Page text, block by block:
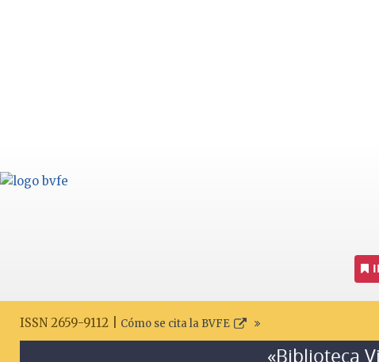
ISSN 2659-9112 | Cómo se cita la BVFE
«Biblioteca